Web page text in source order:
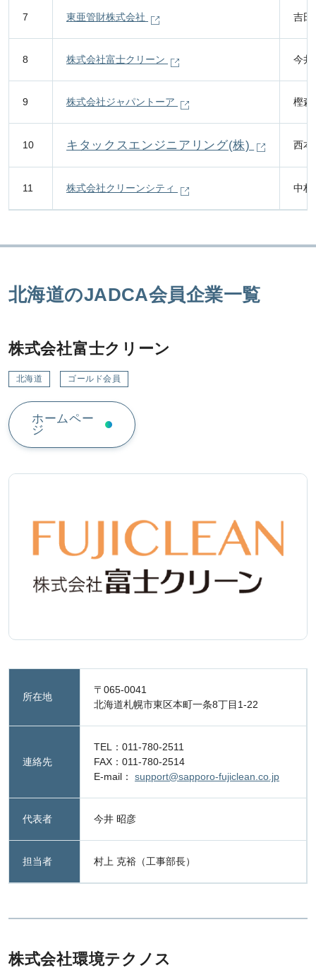
7 東亜管財株式会社 吉田
8 株式会社富士クリーン 今井
9 株式会社ジャパントーア 樫森
10 キタックスエンジニアリング(株) 西本
11 株式会社クリーンシティ 中村
北海道のJADCA会員企業一覧
株式会社富士クリーン
北海道 ゴールド会員
ホームペー
ジ
所在地
〒065-0041
北海道札幌市東区本町一条8丁目1-22
連絡先
TEL：011-780-2511
FAX：011-780-2514
E-mail：support@sapporo-fujiclean.co.jp
代表者 今井 昭彦
担当者 村上 克裕（工事部長）
株式会社環境テクノス